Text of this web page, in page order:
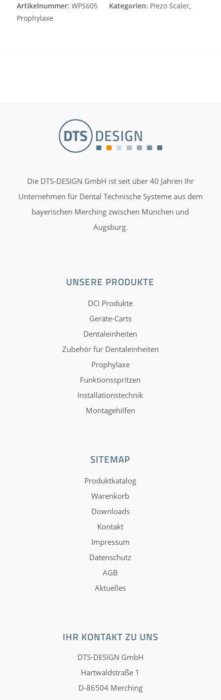
Artikelnummer: WPS605 Kategorien: Piezo Scaler,
Prophylaxe
Die DTS-DESIGN GmbH ist seit über 40 Jahren Ihr
Unternehmen für Dental Technische Systeme aus dem
bayerischen Merching zwischen München und
Augsburg.
UNSERE PRODUKTE
DCI Produkte
Geräte-Carts
Dentaleinheiten
Zubehör für Dentaleinheiten
Prophylaxe
Funktionsspritzen
Installationstechnik
Montagehilfen
SITEMAP
Produktkatalog
Warenkorb
Downloads
Kontakt
Impressum
Datenschutz
AGB
Aktuelles
IHR KONTAKT ZU UNS
DTS-DESIGN GmbH
Hartwaldstraße 1
D-86504 Merching